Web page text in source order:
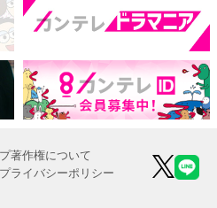
著作権について
プライバシーポリシー